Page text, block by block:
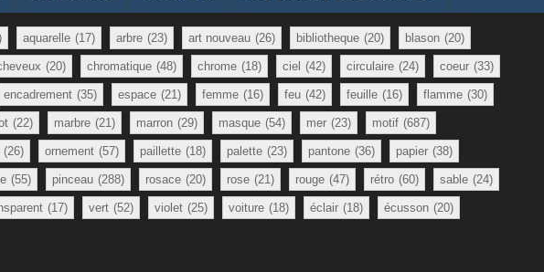
aquarelle (17) arbre (23) art nouveau (26) bibliotheque (20) blason (20)
(20) chromatique (48) chrome (18) ciel (42) circulaire (24) coeur (33)
encadrement (35) espace (21) femme (16) feu (42) feuille (16) flamme (30)
(22) marbre (21) marron (29) masque (54) mer (23) motif (687)
(26) ornement (57) paillette (18) palette (23) pantone (36) papier (38)
(55) pinceau (288) rosace (20) rose (21) rouge (47) rétro (60) sable (24)
(17) vert (52) violet (25) voiture (18) éclair (18) écusson (20)